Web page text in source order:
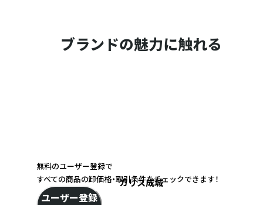
ブランドの魅力に触れる
カリス成城
無料のユーザー登録で
すべての商品の卸価格・取引条件をチェックできます！
ユーザー登録